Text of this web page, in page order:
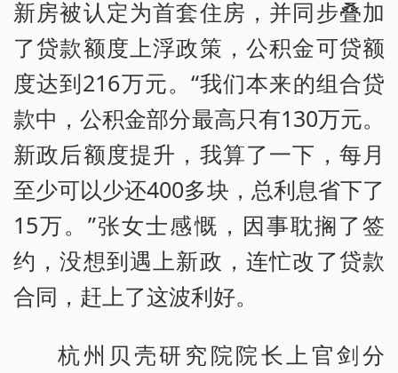
新房被认定为首套住房，并同步叠加
了贷款额度上浮政策，公积金可贷额
度达到216万元。“我们本来的组合贷
款中，公积金部分最高只有130万元。
新政后额度提升，我算了一下，每月
至少可以少还400多块，总利息省下了
15万。”张女士感慨，因事耽搁了签
约，没想到遇上新政，连忙改了贷款
合同，赶上了这波利好。
杭州贝壳研究院院长上官剑分